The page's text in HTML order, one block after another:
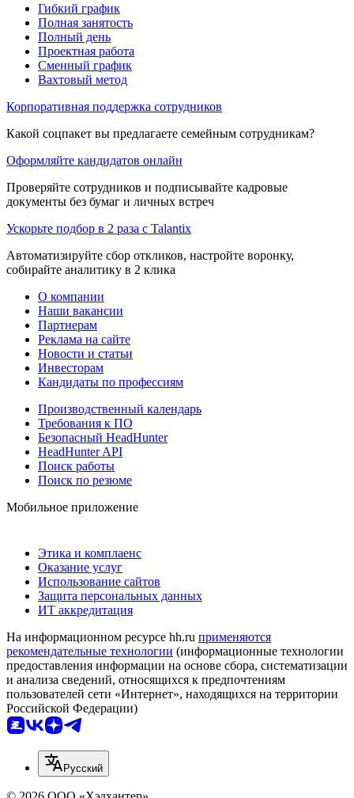
Гибкий график
Полная занятость
Полный день
Проектная работа
Сменный график
Вахтовый метод
Корпоративная поддержка сотрудников
Какой соцпакет вы предлагаете семейным сотрудникам?
Оформляйте кандидатов онлайн
Проверяйте сотрудников и подписывайте кадровые
документы без бумаг и личных встреч
Ускорьте подбор в 2 раза с Talantix
Автоматизируйте сбор откликов, настройте воронку,
собирайте аналитику в 2 клика
О компании
Наши вакансии
Партнерам
Реклама на сайте
Новости и статьи
Инвесторам
Кандидаты по профессиям
Производственный календарь
Требования к ПО
Безопасный HeadHunter
HeadHunter API
Поиск работы
Поиск по резюме
Мобильное приложение
Этика и комплаенс
Оказание услуг
Использование сайтов
Защита персональных данных
ИТ аккредитация
На информационном ресурсе hh.ru применяются
рекомендательные технологии (информационные технологии
предоставления информации на основе сбора, систематизации
и анализа сведений, относящихся к предпочтениям
пользователей сети «Интернет», находящихся на территории
Российской Федерации)
Русский